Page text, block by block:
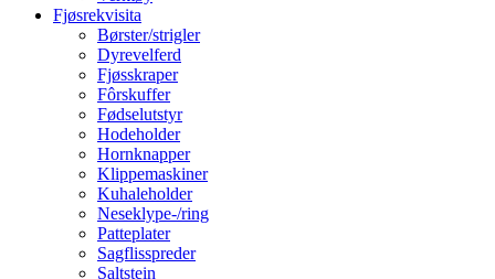
Fjøsrekvisita
Børster/strigler
Dyrevelferd
Fjøsskraper
Fôrskuffer
Fødselutstyr
Hodeholder
Hornknapper
Klippemaskiner
Kuhaleholder
Neseklype-/ring
Patteplater
Sagflisspreder
Saltstein